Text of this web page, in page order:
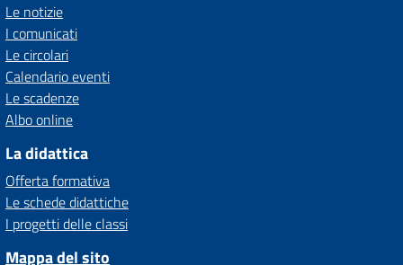
Le notizie
I comunicati
Le circolari
Calendario eventi
Le scadenze
Albo online
La didattica
Offerta formativa
Le schede didattiche
I progetti delle classi
Mappa del sito